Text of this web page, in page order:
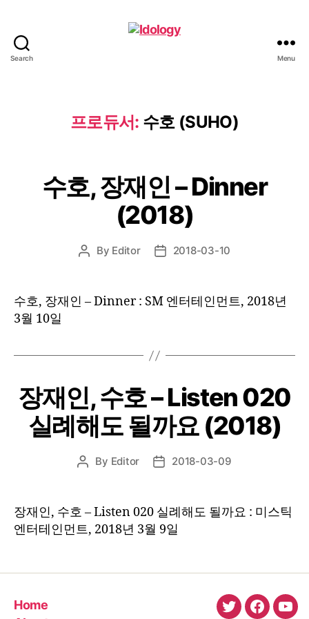
Search Menu
프로듀서: 수호 (SUHO)
수호, 장재인 – Dinner
(2018)
Post
By Editor
Post2018-03-10
수호, 장재인 – Dinner : SM 엔터테인먼트, 2018년
3월 10일
장재인, 수호 – Listen 020
실례해도 될까요 (2018)
Post
By Editor
Post2018-03-09
장재인, 수호 – Listen 020 실례해도 될까요 : 미스틱
엔터테인먼트, 2018년 3월 9일
Home
twitter